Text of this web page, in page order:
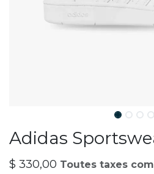
Adidas
$ 330,00 Toutes taxes